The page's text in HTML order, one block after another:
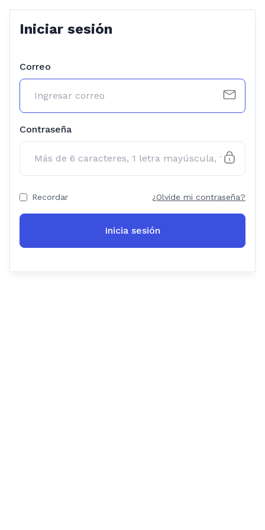
Iniciar sesión
Correo
Contraseña
Recordar ¿Olvide mi contraseña?